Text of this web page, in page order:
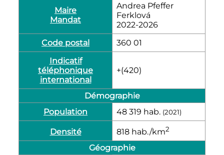
Maire
Mandat
Andrea Pfeffer
Ferklová
2022-2026
Code postal
360 01
Indicatif
téléphonique
international
+(420)
Démographie
Population
48 319 hab. (2021)
Densité 818 hab./km2
Géographie